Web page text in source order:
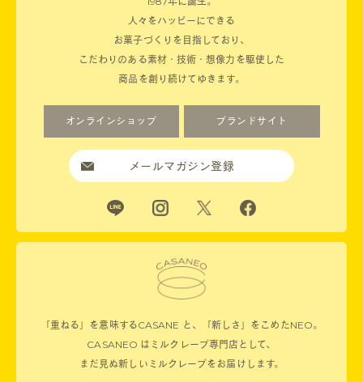
人々をハッピーにできる
お菓子づくりを目指しており、
こだわりのある素材・技術・想像力を駆使した
商品を創り続けてゆきます。
オンラインショップ ブランドサイト
メールマガジン登録
「重ねる」を意味するCASANE と、「新しさ」をこめたNEO。
CASANEO はミルクレープ専門店として、
まだ見ぬ新しいミルクレープをお届けします。